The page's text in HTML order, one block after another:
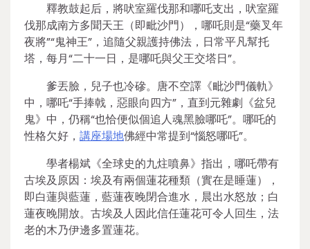
釋教鼓起后，將吠室羅伐那和哪吒支出，吠室羅
伐那成南方多聞天王（即毗沙門），哪吒則是“藥叉年
夜將”“鬼神王”，追隨父親護持佛法，日常平凡幫托
塔，每月“二十一日，是哪吒與父王交塔日”。
爹丟臉，兒子也冷磣。唐不空譯《毗沙門儀軌》
中，哪吒“手捧戟，惡眼向四方”，直到元雜劇《盆兒
鬼》中，仍稱“也恰便似個追人魂黑臉哪吒”。哪吒的
性格欠好， 講座場地佛經中常提到“惱怒哪吒”。
學者楊斌《全球史的九炷噴鼻》指出，哪吒帶有
古埃及原因：埃及有兩個蓮花種類（實在是睡蓮），
即白蓮與藍蓮，藍蓮夜晚閉合進水，晨出水怒放；白
蓮夜晚開放。古埃及人因此信任蓮花可令人回生，法
老的木乃伊邊多置蓮花。